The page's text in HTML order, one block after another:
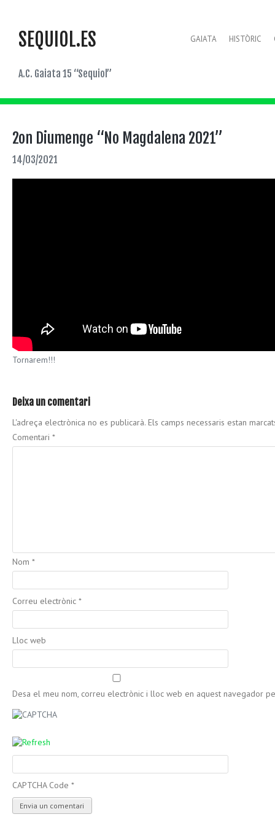
SEQUIOL.ES
A.C. Gaiata 15 “Sequiol”
GAIATA HISTÒRIC
2on Diumenge “No Magdalena 2021”
14/03/2021
Tornarem!!!
Deixa un comentari
L'adreça electrònica no es publicarà. Els camps necessaris estan
Comentari *
Nom *
Correu electrònic *
Lloc web
Desa el meu nom, correu electrònic i lloc web en aquest navegador
CAPTCHA Code *